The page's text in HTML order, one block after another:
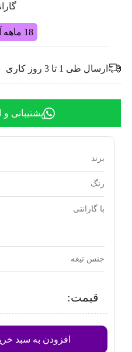
ارسال طی 1 تا 3 روز کاری
پشتیبانی و
برند
رنگ
با گارانتی
جنس تیغه
قیمت:
افزودن به سبد خرید